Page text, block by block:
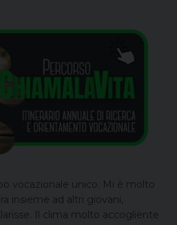
vocazionale unico. Mi è molto
insieme ad altri giovani,
Il clima molto accogliente